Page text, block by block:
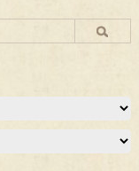
controversatele